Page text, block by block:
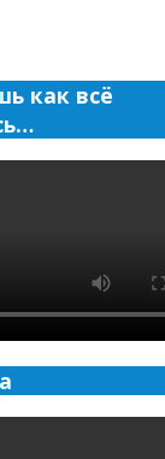
как всё